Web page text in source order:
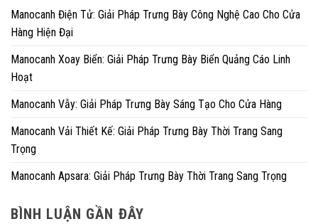
Manocanh Điện Tử: Giải Pháp Trưng Bày Công Nghệ Cao Cho Cửa
Hàng Hiện Đại
Manocanh Xoay Biển: Giải Pháp Trưng Bày Biển Quảng Cáo Linh
Hoạt
Manocanh Vẫy: Giải Pháp Trưng Bày Sáng Tạo Cho Cửa Hàng
Manocanh Vải Thiết Kế: Giải Pháp Trưng Bày Thời Trang Sang
Trọng
Manocanh Apsara: Giải Pháp Trưng Bày Thời Trang Sang Trọng
BÌNH LUẬN GẦN ĐÂY